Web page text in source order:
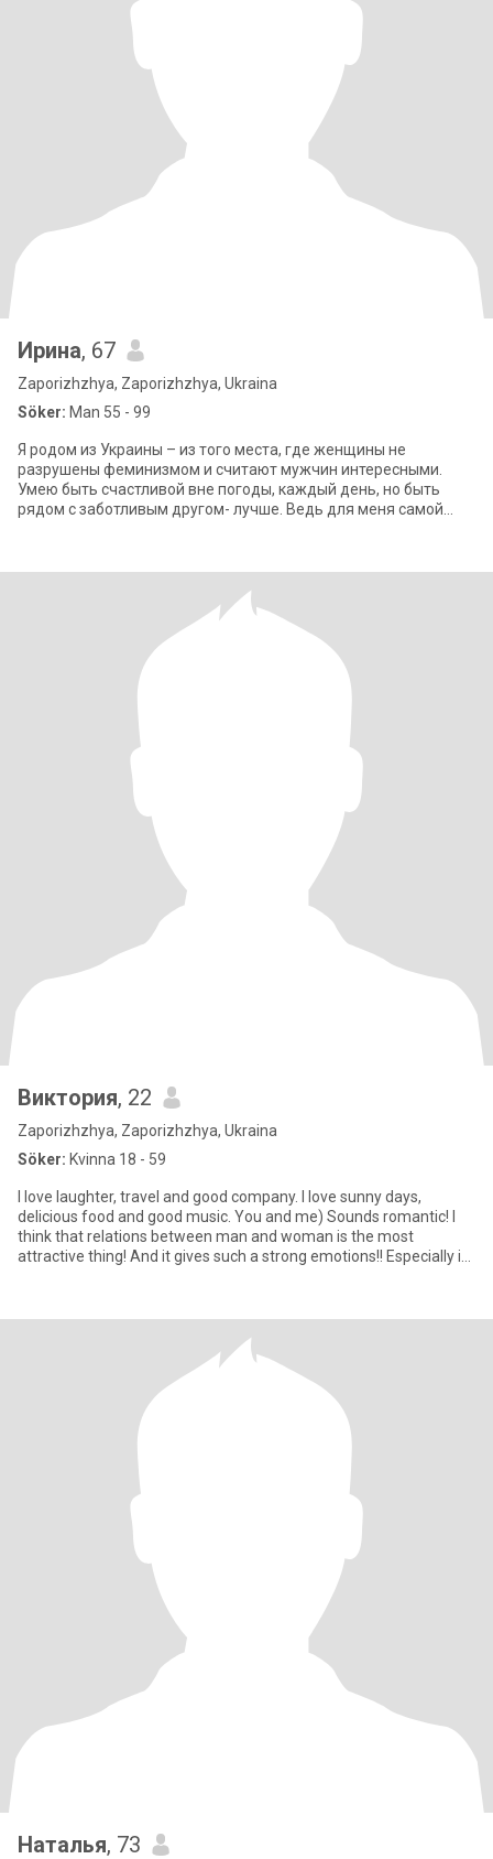
Ирина, 67
Zaporizhzhya, Zaporizhzhya, Ukraina
Söker: Man 55 - 99
Я родом из Украины – из того места, где женщины не
разрушены феминизмом и считают мужчин интересными.
Умею быть счастливой вне погоды, каждый день, но быть
рядом с заботливым другом- лучше. Ведь для меня самой
Виктория, 22
Zaporizhzhya, Zaporizhzhya, Ukraina
Söker: Kvinna 18 - 59
I love laughter, travel and good company. I love sunny days,
delicious food and good music. You and me) Sounds romantic! I
think that relations between man and woman is the most
attractive thing! And it gives such a strong emotions!! Especially in
Наталья, 73